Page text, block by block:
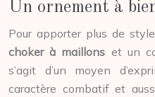
Un ornement à
Pour apporter plus de
choker à maillons et un
s’agit d’un moyen
caractère combatif et